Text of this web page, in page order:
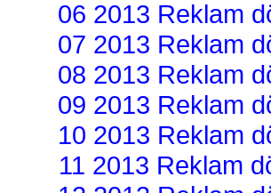
06 2013 Reklam
07 2013 Reklam
08 2013 Reklam
09 2013 Reklam
10 2013 Reklam
11 2013 Reklam